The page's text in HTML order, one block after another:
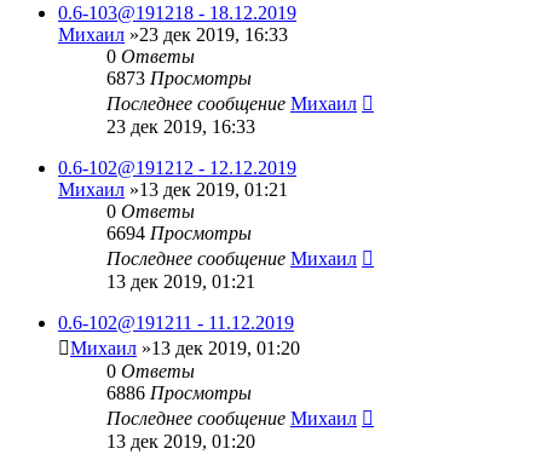
0.6-103@191218 - 18.12.2019
Михаил »23 дек 2019, 16:33
0 Ответы
6873 Просмотры
Последнее сообщение Михаил
23 дек 2019, 16:33
0.6-102@191212 - 12.12.2019
Михаил »13 дек 2019, 01:21
0 Ответы
6694 Просмотры
Последнее сообщение Михаил
13 дек 2019, 01:21
0.6-102@191211 - 11.12.2019
Михаил »13 дек 2019, 01:20
0 Ответы
6886 Просмотры
Последнее сообщение Михаил
13 дек 2019, 01:20